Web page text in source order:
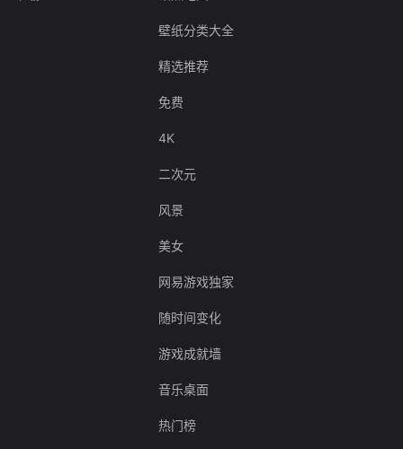
壁纸分类大全
精选推荐
免费
4K
二次元
风景
美女
网易游戏独家
随时间变化
游戏成就墙
音乐桌面
热门榜